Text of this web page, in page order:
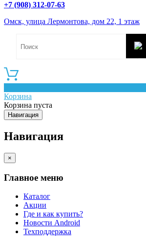
+7 (908) 312-07-63
Омск, улица Лермонтова, дом 22, 1 этаж
Корзина
Корзина пуста
Навигация
Навигация
×
Главное меню
Каталог
Акции
Где и как купить?
Новости Android
Техподдержка